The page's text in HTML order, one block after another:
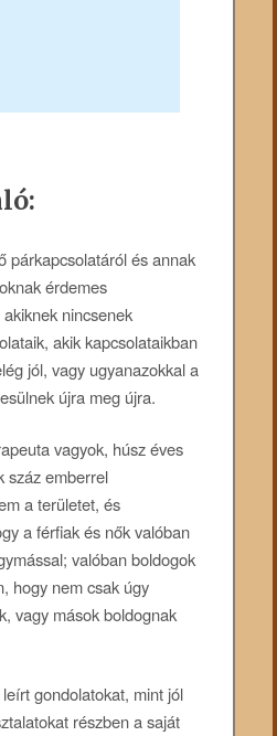
párkapcsolatáról és annak
érdemes
nincsenek
akik kapcsolataikban
jól, vagy ugyanazokkal a
újra meg újra.
vagyok, húsz éves
száz emberrel
a területet, és
a férfiak és nők valóban
valóban boldogok
hogy nem csak úgy
vagy mások boldognak
gondolatokat, mint jól
részben a saját